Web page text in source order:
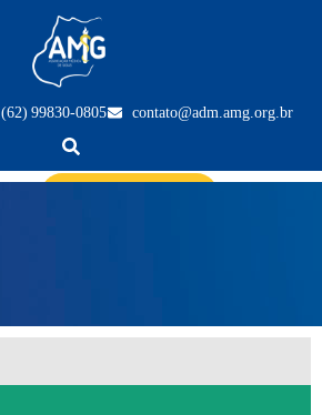
(62) 99830-0805 contato@adm.amg.org.br